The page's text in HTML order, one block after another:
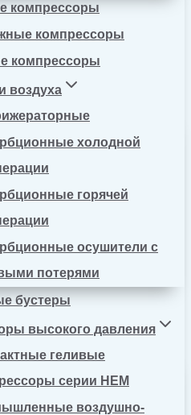
компрессоры
компрессоры
компрессоры
воздуха
холодной
горячей
осушители с
потерями
бустеры
высокого давления
геливые
серии HEM
воздушно-